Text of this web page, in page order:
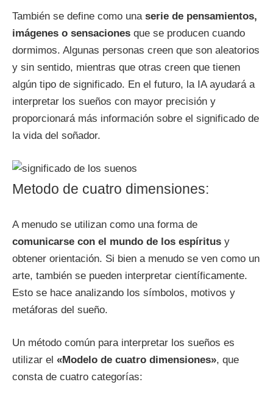
También se define como una serie de pensamientos,
imágenes o sensaciones que se producen cuando
dormimos. Algunas personas creen que son aleatorios
y sin sentido, mientras que otras creen que tienen
algún tipo de significado. En el futuro, la IA ayudará a
interpretar los sueños con mayor precisión y
proporcionará más información sobre el significado de
la vida del soñador.
Metodo de cuatro dimensiones:
A menudo se utilizan como una forma de
comunicarse con el mundo de los espíritus y
obtener orientación. Si bien a menudo se ven como un
arte, también se pueden interpretar científicamente.
Esto se hace analizando los símbolos, motivos y
metáforas del sueño.
Un método común para interpretar los sueños es
utilizar el «Modelo de cuatro dimensiones», que
consta de cuatro categorías: